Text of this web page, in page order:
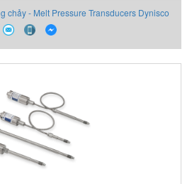
chảy - Melt Pressure Transducers Dynisco